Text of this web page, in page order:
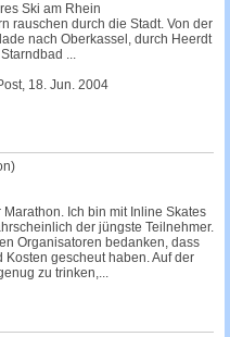
Ski am Rhein
rauschen durch die Stadt. Von der
nach Oberkassel, durch Heerdt
...
18. Jun. 2004
Marathon. Ich bin mit Inline Skates
der jüngste Teilnehmer.
Organisatoren bedanken, dass
Kosten gescheut haben. Auf der
zu trinken,...